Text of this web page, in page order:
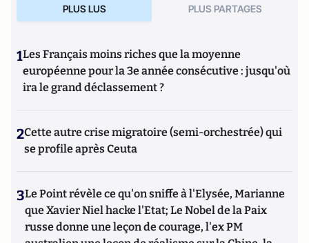
PLUS LUS PLUS PARTAGES
1Les Français moins riches que la moyenne
européenne pour la 3e année consécutive : jusqu'où
ira le grand déclassement ?
2Cette autre crise migratoire (semi-orchestrée) qui
se profile après Ceuta
3Le Point révèle ce qu'on sniffe à l'Elysée, Marianne
que Xavier Niel hacke l'Etat; Le Nobel de la Paix
russe donne une leçon de courage, l'ex PM